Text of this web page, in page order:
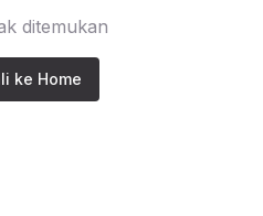
ditemukan
ke Home